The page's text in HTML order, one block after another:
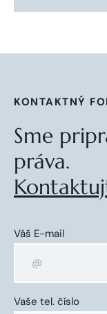
KONTAKTNÝ
Sme
práva.
Váš E-mail
Vaše tel. číslo